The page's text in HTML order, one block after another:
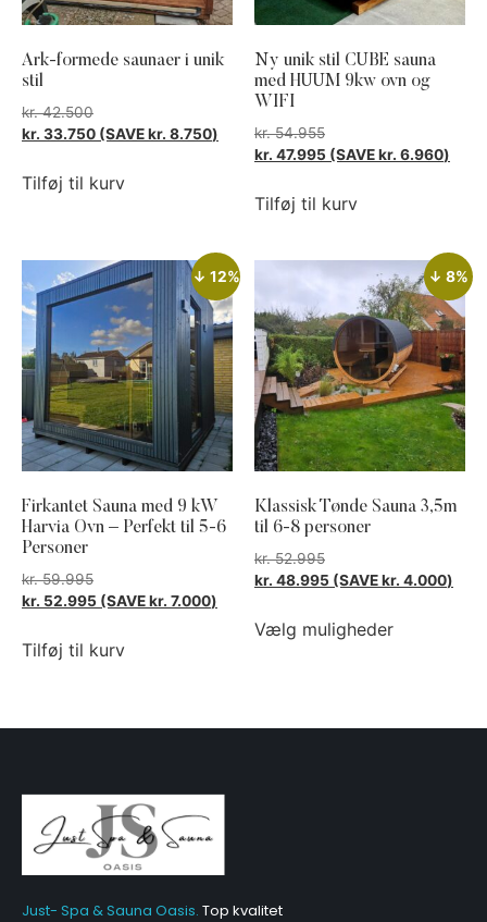
Ark-formede saunaer i unik
stil
kr.42.500
kr. 33.750 (SAVEkr. 8.750)
Tilføj til kurv
Ny unik stil CUBE sauna
med HUUM 9kw ovn og
WIFI
kr.54.955
kr. 47.995 (SAVEkr. 6.960)
Tilføj til kurv
↓ 12%
Firkantet Sauna med 9 kW
Harvia Ovn – Perfekt til 5-6
Personer
kr.59.995
kr. 52.995 (SAVEkr. 7.000)
Tilføj til kurv
↓ 8%
Klassisk Tønde Sauna 3,5m
til 6-8 personer
kr.52.995
kr. 48.995 (SAVEkr. 4.000)
Vælg muligheder
Just- Spa & Sauna Oasis. Top kvalitet